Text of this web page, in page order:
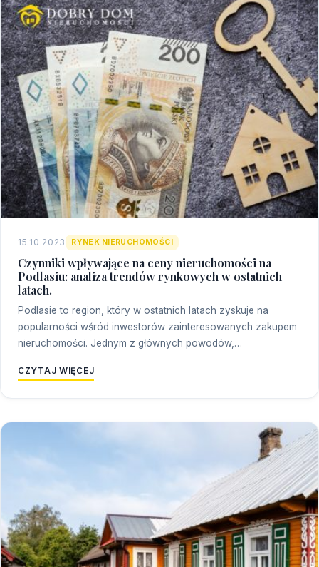
15.10.2023 RYNEK NIERUCHOMOŚCI
Czynniki wpływające na ceny nieruchomości na
Podlasiu: analiza trendów rynkowych w ostatnich
latach.
Podlasie to region, który w ostatnich latach zyskuje na
popularności wśród inwestorów zainteresowanych zakupem
nieruchomości. Jednym z głównych powodów,…
CZYTAJ WIĘCEJ